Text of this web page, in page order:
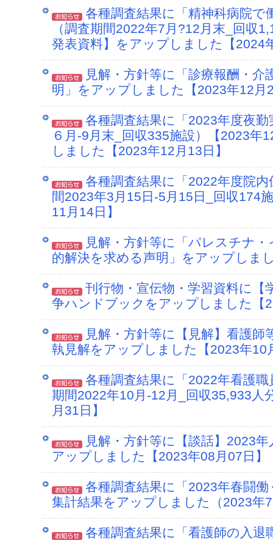
各種調査結果に「精神科病院
（調査期間2022年7月?12月末_回収
発表資料】をアップしました【2024
見解・方針等に「診療報酬・
明」をアップしました【2023年12月
各種調査結果に「2023年度夜
６月-9月末_回収335施設）【2023年
しました【2023年12月13日】
各種調査結果に「2022年度院
間2023年3月15日-5月15日_回収174
11月14日】
見解・方針等に「パレスチナ
的解決を求める声明」をアップしま
刊行物・宣伝物・学習資料に【
争ハンドブックをアップしました【
見解・方針等に【見解】看護
執見解をアップしました【2023年10
各種調査結果に「2022年看護
期間2022年10月-12月_回収35,933
月31日】
見解・方針等に【談話】2023
アップしました【2023年08月07日】
各種調査結果に「2023年春闘
集計結果をアップしました（2023年
各種調査結果に「看護師の入退